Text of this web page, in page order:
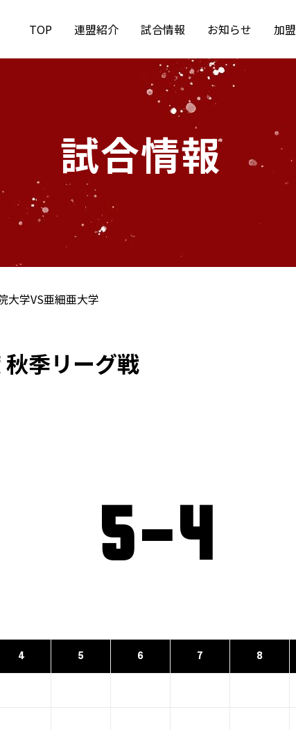
TOP 連盟紹介 試合情報 お知らせ 加
試合情報
大学VS亜細亜大学
季リーグ戦
5-4
4 5 6 7 8